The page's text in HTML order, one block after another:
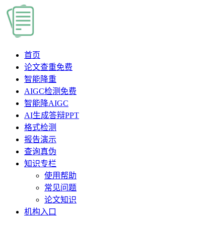
首页
论文查重免费
智能降重
AIGC检测 免费
智能降AIGC
AI生成答辩PPT
格式检测
报告演示
查询真伪
知识专栏
使用帮助
常见问题
论文知识
机构入口